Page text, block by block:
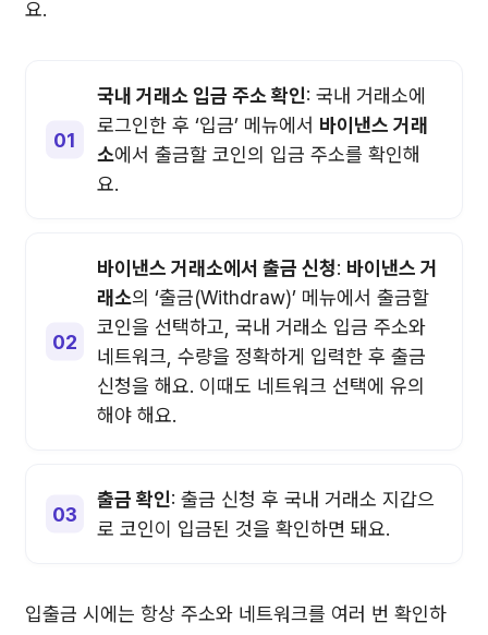
요.
국내 거래소 입금 주소 확인: 국내 거래소에
로그인한 후 ‘입금’ 메뉴에서 바이낸스 거래
소에서 출금할 코인의 입금 주소를 확인해
요.
바이낸스 거래소에서 출금 신청: 바이낸스 거
래소의 ‘출금(Withdraw)’ 메뉴에서 출금할
코인을 선택하고, 국내 거래소 입금 주소와
네트워크, 수량을 정확하게 입력한 후 출금
신청을 해요. 이때도 네트워크 선택에 유의
해야 해요.
출금 확인: 출금 신청 후 국내 거래소 지갑으
로 코인이 입금된 것을 확인하면 돼요.
입출금 시에는 항상 주소와 네트워크를 여러 번 확인하